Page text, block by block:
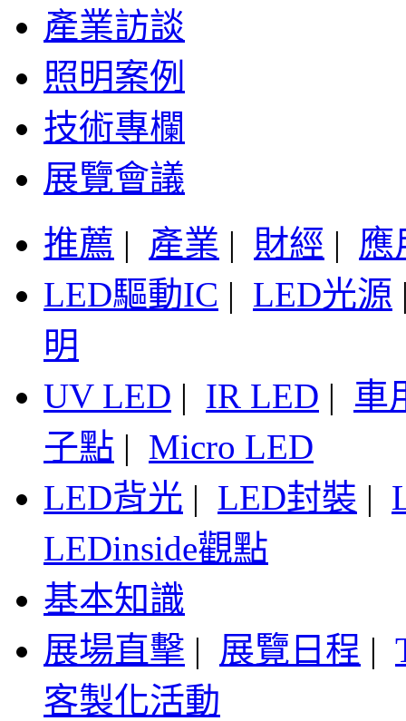
產業訪談
照明案例
技術專欄
展覽會議
推薦 | 產業 | 財經 | 應
LED驅動IC | LED光源
明
UV LED | IR LED | 車
子點 | Micro LED
LED背光 | LED封裝 |
LEDinside觀點
基本知識
展場直擊 | 展覽日程 |
客製化活動